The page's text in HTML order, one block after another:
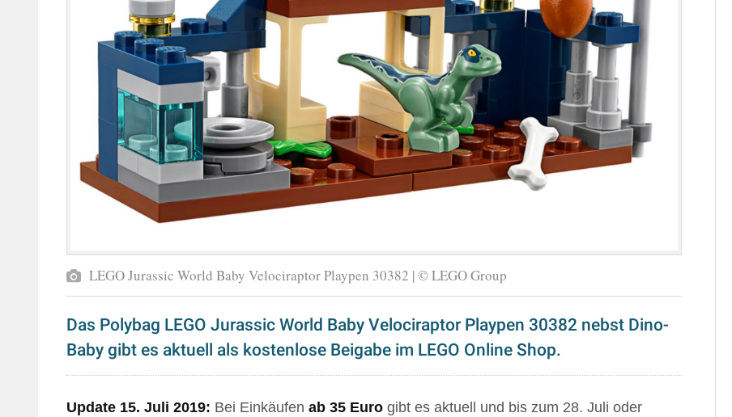
LEGO Jurassic World Baby Velociraptor Playpen 30382 | © LEGO Group
Das Polybag LEGO Jurassic World Baby Velociraptor Playpen 30382 nebst Dino-
Baby gibt es aktuell als kostenlose Beigabe im LEGO Online Shop.
Update 15. Juli 2019: Bei Einkäufen ab 35 Euro gibt es aktuell und bis zum 28. Juli oder